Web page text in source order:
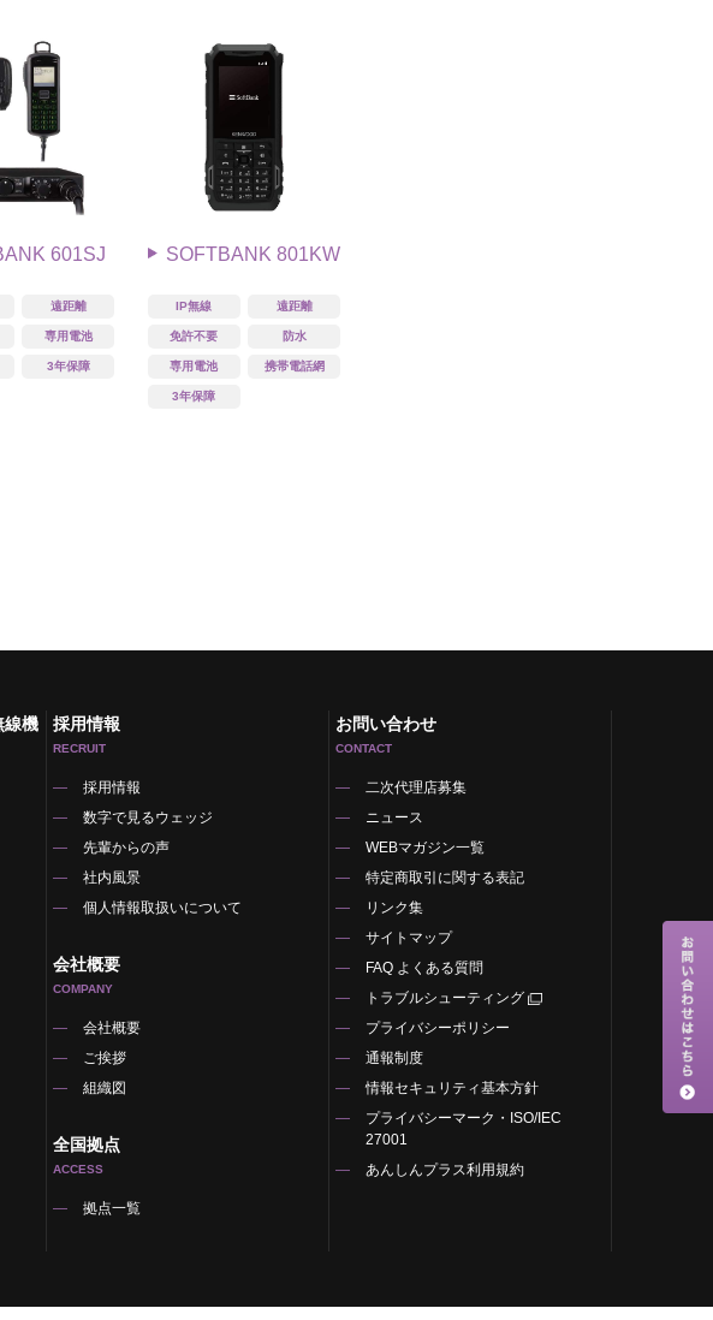
601SJ
遠距離
専用電池
3年保障
SOFTBANK 801KW
IP無線 遠距離
免許不要 防水
専用電池 携帯電話網
3年保障
線機
採用情報
RECRUIT
採用情報
数字で見るウェッジ
先輩からの声
社内風景
個人情報取扱いについて
会社概要
COMPANY
会社概要
ご挨拶
組織図
全国拠点
ACCESS
拠点一覧
お問い合わせ
CONTACT
二次代理店募集
ニュース
WEBマガジン一覧
特定商取引に関する表記
リンク集
サイトマップ
FAQ よくある質問
トラブルシューティング
プライバシーポリシー
通報制度
情報セキュリティ基本方針
プライバシーマーク・ISO/IEC
27001
あんしんプラス利用規約